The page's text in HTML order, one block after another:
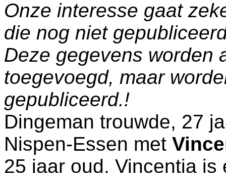
Onze interesse gaat
die nog niet
Deze gegevens worden
toegevoegd, maar
gepubliceerd.!
Dingeman trouwde, 27
Nispen-Essen met
25 jaar oud. Vincentia